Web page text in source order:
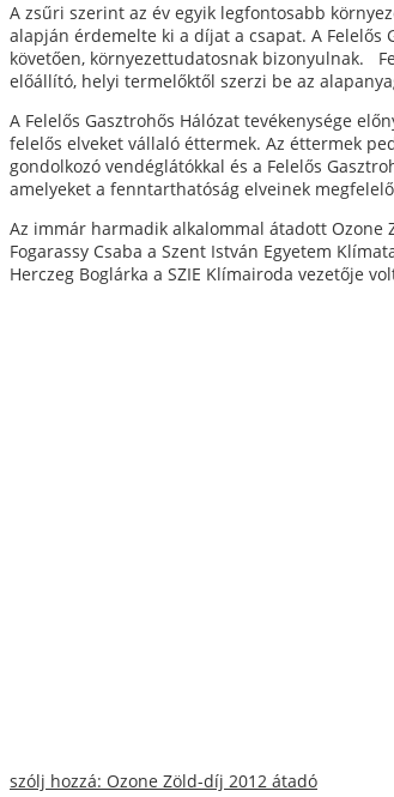
A zsűri szerint az év egyik legfontosabb
alapján érdemelte ki a díjat a csapat. A
követően, környezettudatosnak bizonyulnak.
előállító, helyi termelőktől szerzi be az
A Felelős Gasztrohős Hálózat tevékenysége
felelős elveket vállaló éttermek. Az éttermek
gondolkozó vendéglátókkal és a Felelős
amelyeket a fenntarthatóság elveinek
Az immár harmadik alkalommal átadott Ozone
Fogarassy Csaba a Szent István Egyetem
Herczeg Boglárka a SZIE Klímairoda vezetője
szólj hozzá: Ozone Zöld-díj 2012 átadó